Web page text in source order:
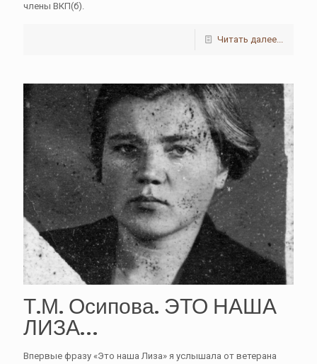
члены ВКП(б).
Читать далее...
Т.М. Осипова. ЭТО НАША
ЛИЗА…
Впервые фразу «Это наша Лиза» я услышала от ветерана